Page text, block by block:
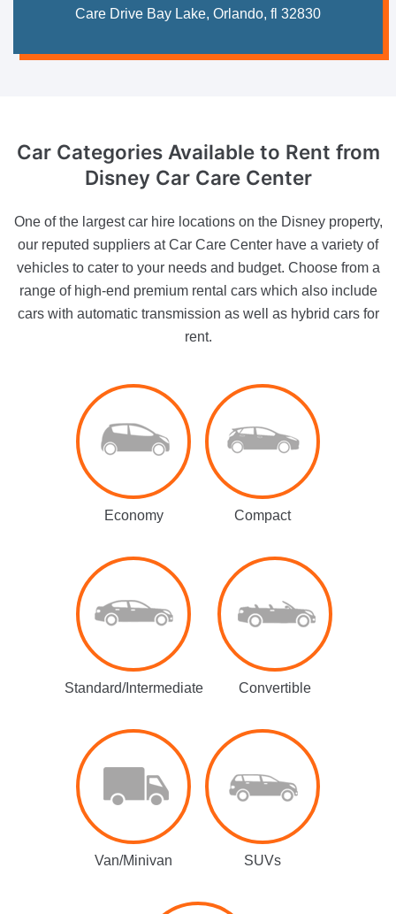
Care Drive Bay Lake, Orlando, fl 32830
Car Categories Available to Rent from
Disney Car Care Center
One of the largest car hire locations on the Disney property,
our reputed suppliers at Car Care Center have a variety of
vehicles to cater to your needs and budget. Choose from a
range of high-end premium rental cars which also include
cars with automatic transmission as well as hybrid cars for
rent.
Economy Compact
Standard/Intermediate Convertible
Van/Minivan SUVs